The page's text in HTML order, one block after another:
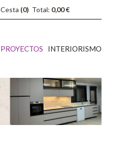
PROYECTOS INTERIORISMO
Cesta (0) Total: 0,00 €